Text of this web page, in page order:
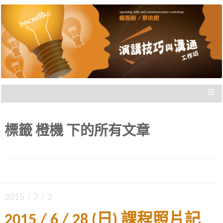
演講技巧與溝通工作坊 |
新思惟國際
楊斯棓與蔡依橙親自講授，理念型
與專業型演講的規劃重點，並有實
際上台互動機會，讓你在與群眾互
≡
標籤 橙機 下的所有文章
2015 / 7 / 2